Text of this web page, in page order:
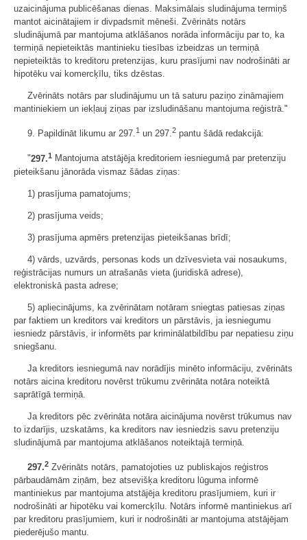
uzaicinājuma publicēšanas dienas. Maksimālais sludinājuma termiņš
mantot aicinātajiem ir divpadsmit mēneši. Zvērināts notārs
sludinājumā par mantojuma atklāšanos norāda informāciju par to, ka
termiņā nepieteiktās mantinieku tiesības izbeidzas un termiņā
nepieteiktās to kreditoru pretenzijas, kuru prasījumi nav nodrošināti ar
hipotēku vai komercķīlu, tiks dzēstas.
Zvērināts notārs par sludinājumu un tā saturu paziņo zināmajiem
mantiniekiem un iekļauj ziņas par izsludināšanu mantojuma reģistrā."
9. Papildināt likumu ar 297.1 un 297.2 pantu šādā redakcijā:
"297.1
Mantojuma atstājēja kreditoriem iesniegumā par pretenziju
pieteikšanu jānorāda vismaz šādas ziņas:
1) prasījuma pamatojums;
2) prasījuma veids;
3) prasījuma apmērs pretenzijas pieteikšanas brīdī;
4) vārds, uzvārds, personas kods un dzīvesvieta vai nosaukums,
reģistrācijas numurs un atrašanās vieta (juridiskā adrese),
elektroniskā pasta adrese;
5) apliecinājums, ka zvērinātam notāram sniegtas patiesas ziņas
par faktiem un kreditors vai kreditors un pārstāvis, ja iesniegumu
iesniedz pārstāvis, ir informēts par kriminālatbildību par nepatiesu ziņu
sniegšanu.
Ja kreditors iesniegumā nav norādījis minēto informāciju, zvērināts
notārs aicina kreditoru novērst trūkumu zvērināta notāra noteiktā
saprātīgā termiņā.
Ja kreditors pēc zvērināta notāra aicinājuma novērst trūkumus nav
to izdarījis, uzskatāms, ka kreditors nav iesniedzis savu pretenziju
sludinājumā par mantojuma atklāšanos noteiktajā termiņā.
297.2 Zvērināts notārs, pamatojoties uz publiskajos reģistros
pārbaudāmām ziņām, bez atsevišķa kreditoru lūguma informē
mantiniekus par mantojuma atstājēja kreditoru prasījumiem, kuri ir
nodrošināti ar hipotēku vai komercķīlu. Notārs informē mantiniekus arī
par kreditoru prasījumiem, kuri ir nodrošināti ar mantojuma atstājējam
piederējušo mantu.